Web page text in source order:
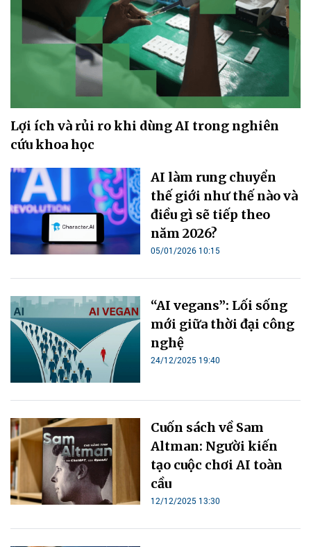
AI làm rung chuyển
thế giới như thế nào và
điều gì sẽ tiếp theo
năm 2026?
05/01/2026 10:15
“AI vegans”: Lối sống
mới giữa thời đại công
nghệ
24/12/2025 19:40
Cuốn sách về Sam
Altman: Người kiến
tạo cuộc chơi AI toàn
cầu
12/12/2025 13:30